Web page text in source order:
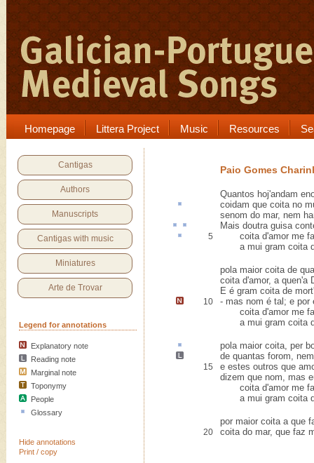
Homepage Littera Project Music Resources
Cantigas
Authors
Manuscripts
Cantigas with music
Miniatures
Arte de Trovar
Legend for annotations
Explanatory note
Reading note
Marginal note
Toponymy
People
Glossary
Hide annotations
Print / copy
Paio Gomes
Quantos hoj'andam
coidam que coitano
senom do mar, nem
Mais doutra guisa
5
coita d'amor me
a mui gram coita
pola maior coita de
coita d'amor, a quen'a
E é gram coita de
10 - mas nom é tal ; e por
coita d'amor me
a mui gram coita
pola maior coita, per
de quantas forom,
15
e estes outros que
dizem que nom, mas
coita d'amor me
a mui gram coita
por maior coita a que
20 coita do mar, que faz